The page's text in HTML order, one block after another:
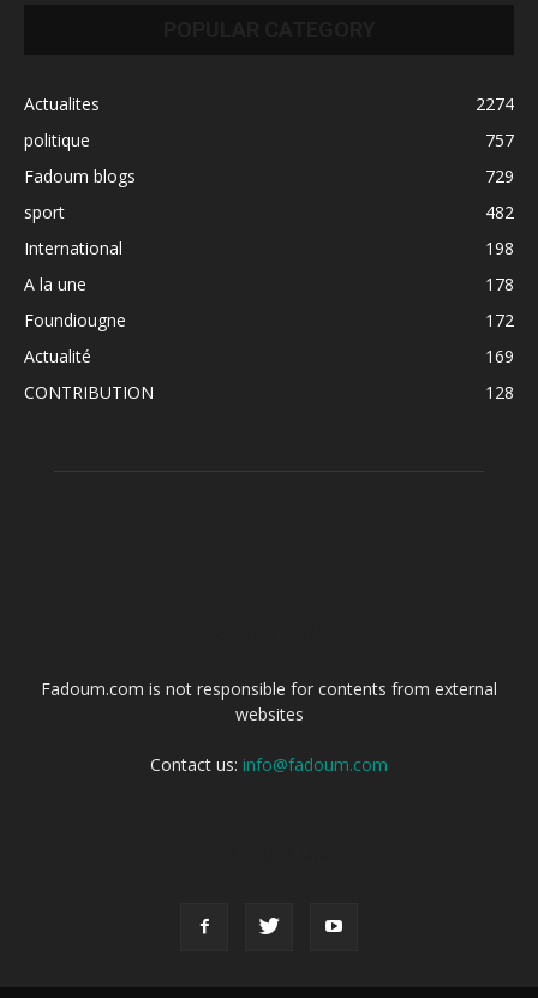
Actualites
2274
politique
757
Fadoum blogs
729
sport
482
International
198
A la une
178
Foundiougne
172
Actualité
169
CONTRIBUTION
128
Fadoum.com is not responsible for contents from external
websites
Contact us: info@fadoum.com